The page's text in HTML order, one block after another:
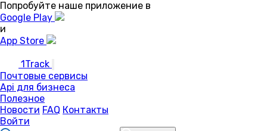
Попробуйте наше приложение в
Google Play
и
App Store
1Track
Почтовые сервисы
Api для бизнеса
Полезное
Новости FAQ Контакты
Войти